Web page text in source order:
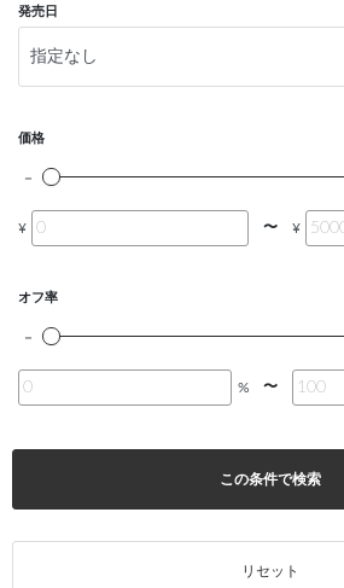
発売日
価格
¥ 〜 ¥
オフ率
% 〜
この条件で検索
リセット